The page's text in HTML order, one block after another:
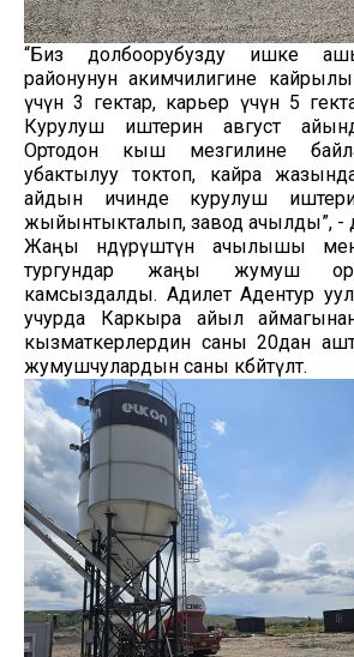
“Биз долбоорубузду ишке
районунун акимчилигине
үчүн 3 гектар, карьер үчүн 5
Курулуш иштерин август
Ортодон кыш мезгилине
убактылуу токтоп, кайра
айдын ичинде курулуш
жыйынтыкталып, завод ачылды”, -
Жаңы өндүрүштүн ачылышы
тургундар жаңы жумуш
камсыздалды. Адилет Адентур
учурда Каркыра айыл
кызматкерлердин саны 20дан
жумушчулардын саны көбөйтүлөт.